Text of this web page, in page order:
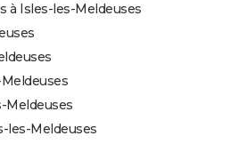
à Isles-les-Meldeuses
Meldeuses
les-Meldeuses